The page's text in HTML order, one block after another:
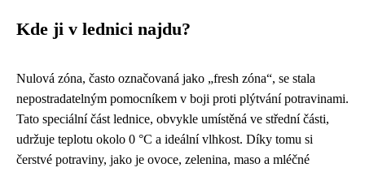
Kde ji v lednici najdu?
Nulová zóna, často označovaná jako „fresh zóna“, se stala
nepostradatelným pomocníkem v boji proti plýtvání potravinami.
Tato speciální část lednice, obvykle umístěná ve střední části,
udržuje teplotu okolo 0 °C a ideální vlhkost. Díky tomu si
čerstvé potraviny, jako je ovoce, zelenina, maso a mléčné